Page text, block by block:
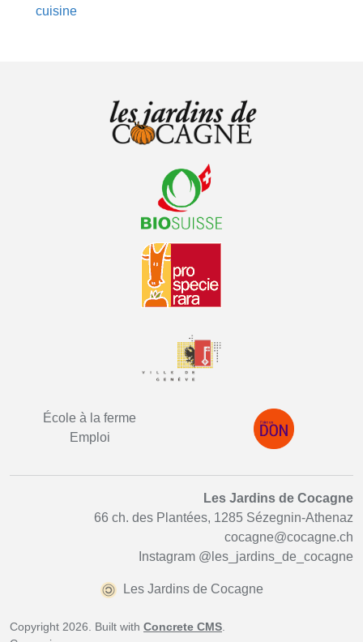
cuisine
École à la ferme
Emploi
Les Jardins de Cocagne
66 ch. des Plantées, 1285 Sézegnin-Athenaz
cocagne@cocagne.ch
Instagram @les_jardins_de_cocagne
Les Jardins de Cocagne
Copyright 2026. Built with Concrete CMS.